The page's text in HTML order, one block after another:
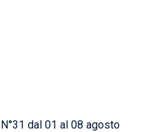
dal 01 al 08 agosto